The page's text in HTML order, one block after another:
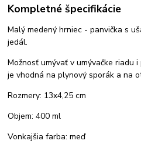
Kompletné špecifikácie
Malý medený hrniec - panvička s
jedál.
Možnosť umývať v umývačke riadu
je vhodná na plynový sporák a na
Rozmery: 13x4,25 cm
Objem: 400 ml
Vonkajšia farba: meď